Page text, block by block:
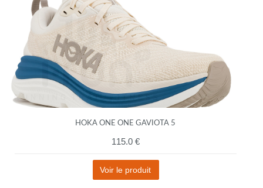
HOKA ONE ONE GAVIOTA 5
115.0 €
Voir le produit